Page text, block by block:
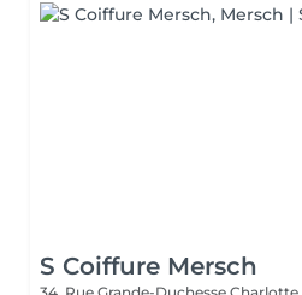
S Coiffure Mersch